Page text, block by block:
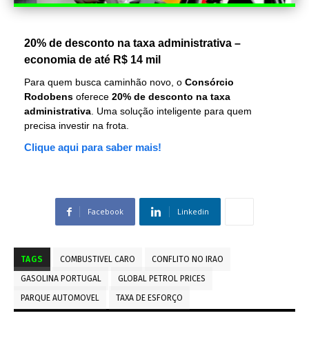
20% de desconto na taxa administrativa –
economia de até R$ 14 mil
Para quem busca caminhão novo, o Consórcio
Rodobens oferece 20% de desconto na taxa
administrativa . Uma solução inteligente para quem
precisa investir na frota.
Clique aqui para saber mais!
Facebook Linkedin
TAGS COMBUSTIVEL CARO
CONFLITO NO IRAO
GASOLINA PORTUGAL
GLOBAL PETROL PRICES
PARQUE AUTOMOVEL
TAXA DE ESFORÇO